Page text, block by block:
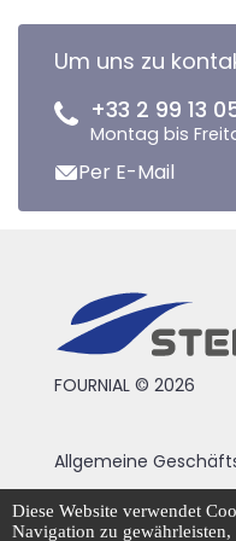
Um uns zu
+33 2 99 13
Montag bis
Per E-Mail
FOURNIAL © 2026
Allgemeine
Rechtliche Hinweise
Diese Website verwendet
Navigation zu